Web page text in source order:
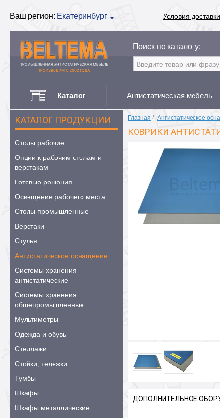
Ваш регион: Екатеринбург Условия доставки
Поиск по каталогу:
Каталог Антистатическая мебель
КАТАЛОГ ПРОДУКЦИИ
Столы рабочие
Опции к рабочим столам и
верстакам
Готовые решения
Освещение рабочего места
Столы промышленные
Верстаки
Стулья
Антистатическое оснащение
Системы хранения
антистатические
Системы хранения
общепромышленные
Мультиметры
Одежда и обувь
Стеллажи
Стойки, тележки
Тумбы
Шкафы
Шкафы металлические
Главная / Антистатическое
КОВРИКИ
ДОПОЛНИТЕЛЬНОЕ